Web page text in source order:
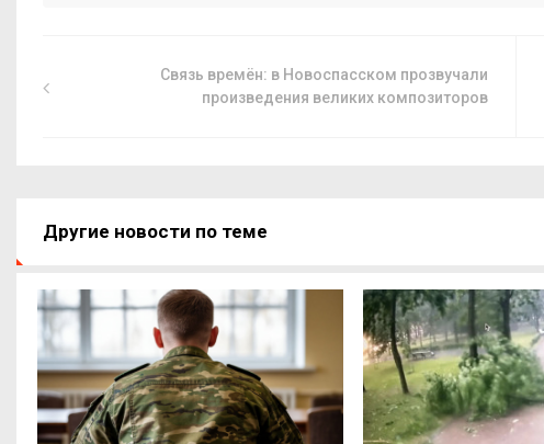
Связь времён: в Новоспасском прозвучали
произведения великих композиторов
Другие новости по теме